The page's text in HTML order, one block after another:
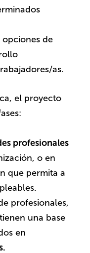
opciones de
as.
el proyecto
profesionales
o en
que permita a
profesionales,
una base
en